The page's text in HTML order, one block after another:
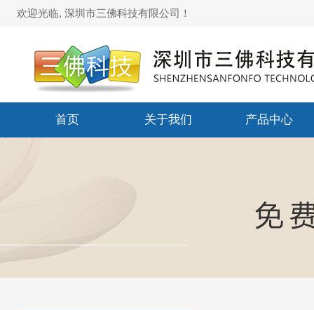
欢迎光临, 深圳市三佛科技有限公司！
首页 关于我们 产品中心